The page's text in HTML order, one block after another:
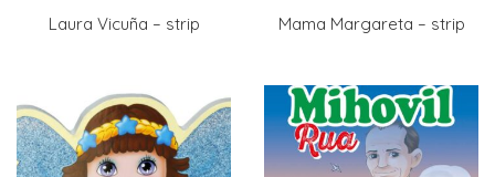
Laura Vicuña – strip Mama Margareta – strip